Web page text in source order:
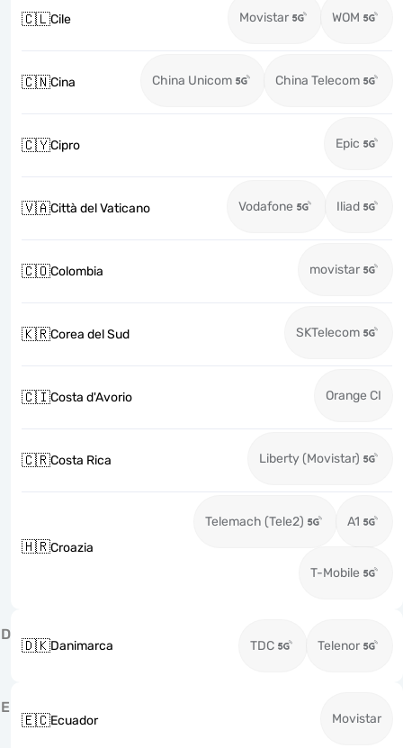
🇨🇱Cile Movistar WOM
🇨🇳Cina China Unicom China Telecom
🇨🇾Cipro Epic
🇻🇦Città del Vaticano Vodafone Iliad
🇨🇴Colombia movistar
🇰🇷Corea del Sud SKTelecom
🇨🇮Costa d'Avorio Orange CI
🇨🇷Costa Rica Liberty (Movistar)
🇭🇷Croazia
Telemach (Tele2) A1
T-Mobile
D
🇩🇰Danimarca TDC Telenor
E
🇪🇨Ecuador Movistar